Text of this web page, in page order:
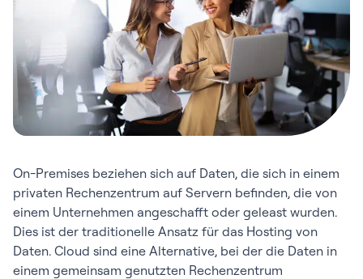
On-Premises beziehen sich auf Daten, die sich in einem
privaten Rechenzentrum auf Servern befinden, die von
einem Unternehmen angeschafft oder geleast wurden.
Dies ist der traditionelle Ansatz für das Hosting von
Daten. Cloud sind eine Alternative, bei der die Daten in
einem gemeinsam genutzten Rechenzentrum